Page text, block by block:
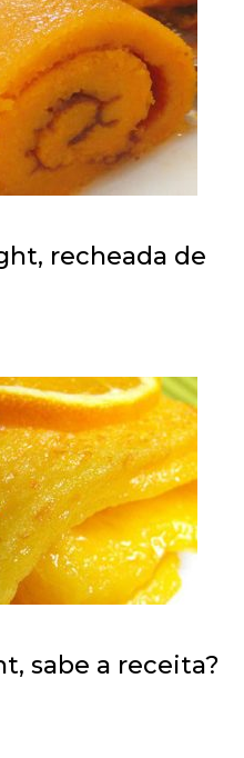
recheada de
sabe a receita?